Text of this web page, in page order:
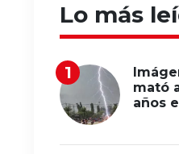
Lo más
mató
años